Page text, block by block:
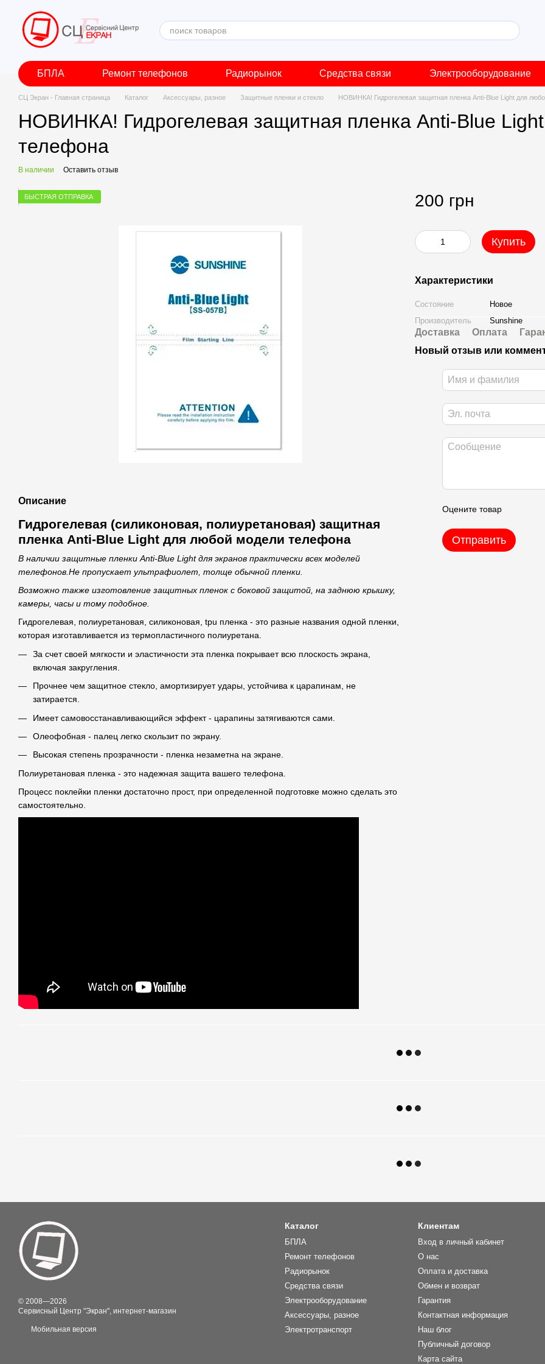
Перейти к основному контенту
БПЛА Ремонт телефонов Радиорынок Средства связи Электрооборудование
СЦ Экран - Главная страница Каталог Аксессуары, разное Защитные пленки и стекло НОВИНКА! Гидрогелевая защитная пленка Anti-Blue Light для
НОВИНКА! Гидрогелевая защитная пленка Anti-Blue
телефона
В наличии Оставить отзыв
БЫСТРАЯ ОТПРАВКА
Описание
Гидрогелевая (силиконовая, полиуретановая) защитная
пленка Anti-Blue Light для любой модели телефона
В наличии защитные пленки Anti-Blue Light для экранов практически всех моделей
телефонов.Не пропускает ультрафиолет, толще обычной пленки.
Возможно также изготовление защитных пленок с боковой защитой, на заднюю крышку,
камеры, часы и тому подобное.
Гидрогелевая, полиуретановая, силиконовая, tpu пленка - это разные названия одной пленки,
которая изготавливается из термопластичного полиуретана.
За счет своей мягкости и эластичности эта пленка покрывает всю плоскость экрана,
включая закругления.
Прочнее чем защитное стекло, амортизирует удары, устойчива к царапинам, не
затирается.
Имеет самовосстанавливающийся эффект - царапины затягиваются сами.
Олеофобная - палец легко скользит по экрану.
Высокая степень прозрачности - пленка незаметна на экране.
Полиуретановая пленка - это надежная защита вашего телефона.
Процесс поклейки пленки достаточно прост, при определенной подготовке можно сделать это
самостоятельно.
200 грн
Купить
Характеристики
Состояние
Новое
Производитель
Sunshine
Доставка Оплата
Новый отзыв или
Оцените товар
Отправить
© 2008—2026
Сервисный Центр "Экран", интернет-магазин
Мобильная версия
Каталог
БПЛА
Ремонт телефонов
Радиорынок
Средства связи
Электрооборудование
Аксессуары, разное
Электротранспорт
Клиентам
Вход в личный кабинет
О нас
Оплата и доставка
Обмен и возврат
Гарантия
Контактная информация
Наш блог
Публичный договор
Карта сайта